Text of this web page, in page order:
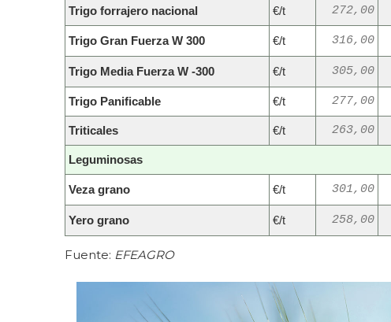
Trigo forrajero nacional €/t 272,00
Trigo Gran Fuerza W 300 €/t 316,00
Trigo Media Fuerza W -300 €/t 305,00
Trigo Panificable €/t 277,00
Triticales €/t 263,00
Leguminosas
Veza grano €/t 301,00
Yero grano €/t 258,00
Fuente: EFEAGRO